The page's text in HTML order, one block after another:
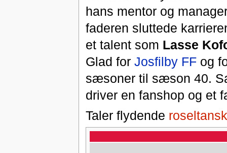
hans mentor og
faderen sluttede
et talent som Lasse
Glad for Josfilby FFog
sæsoner til sæson 40.
driver en fanshop og et
Taler flydende roseltansk